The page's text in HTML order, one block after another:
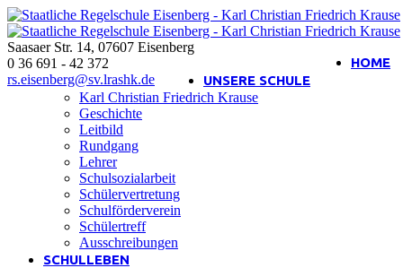
Saasaer Str. 14, 07607 Eisenberg
0 36 691 - 42 372
rs.eisenberg@sv.lrashk.de
HOME
UNSERE SCHULE
Karl Christian Friedrich Krause
Geschichte
Leitbild
Rundgang
Lehrer
Schulsozialarbeit
Schülervertretung
Schulförderverein
Schülertreff
Ausschreibungen
SCHULLEBEN